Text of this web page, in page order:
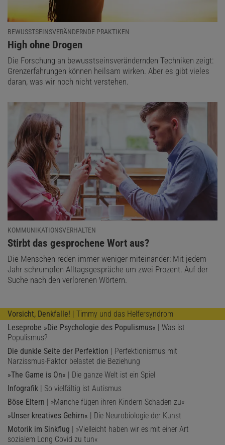
BEWUSSTSEINSVERÄNDERNDE PRAKTIKEN
:
High ohne Drogen
Die Forschung an bewusstseinsverändernden Techniken zeigt:
Grenzerfahrungen können heilsam wirken. Aber es gibt vieles
daran, was wir noch nicht verstehen.
KOMMUNIKATIONSVERHALTEN
:
Stirbt das gesprochene Wort aus?
Die Menschen reden immer weniger miteinander: Mit jedem
Jahr schrumpfen Alltagsgespräche um zwei Prozent. Auf der
Suche nach den verlorenen Wörtern.
Vorsicht, Denkfalle!
| Timmy und das Helfersyndrom
Leseprobe »Die Psychologie des Populismus« | Was ist
Populismus?
Die dunkle Seite der Perfektion | Perfektionismus mit
Narzissmus-Faktor belastet die Beziehung
»The Game is On« | Die ganze Welt ist ein Spiel
Infografik | So vielfältig ist Autismus
Böse Eltern | »Manche fügen ihren Kindern Schaden zu«
»Unser kreatives Gehirn« | Die Neurobiologie der Kunst
Motorik im Sinkflug | »Vielleicht haben wir es mit einer Art
sozialem Long Covid zu tun«